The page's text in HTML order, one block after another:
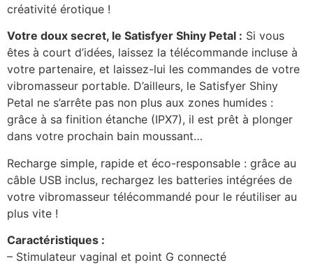
créativité érotique !
Votre doux secret, le Satisfyer Shiny Petal : Si vous
êtes à court d’idées, laissez la télécommande incluse à
votre partenaire, et laissez-lui les commandes de votre
vibromasseur portable. D’ailleurs, le Satisfyer Shiny
Petal ne s’arrête pas non plus aux zones humides :
grâce à sa finition étanche (IPX7), il est prêt à plonger
dans votre prochain bain moussant…
Recharge simple, rapide et éco-responsable : grâce au
câble USB inclus, rechargez les batteries intégrées de
votre vibromasseur télécommandé pour le réutiliser au
plus vite !
Caractéristiques :
– Stimulateur vaginal et point G connecté